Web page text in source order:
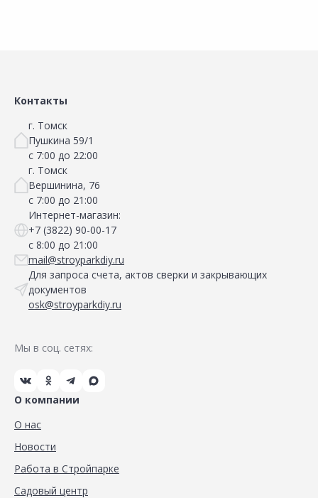
Контакты
г. Томск
Пушкина 59/1
с 7:00 до 22:00
г. Томск
Вершинина, 76
с 7:00 до 21:00
Интернет-магазин:
+7 (3822) 90-00-17
с 8:00 до 21:00
mail@stroyparkdiy.ru
Для запроса счета, актов сверки и закрывающих
документов
osk@stroyparkdiy.ru
Мы в соц. сетях:
О компании
О нас
Новости
Работа в Стройпарке
Садовый центр